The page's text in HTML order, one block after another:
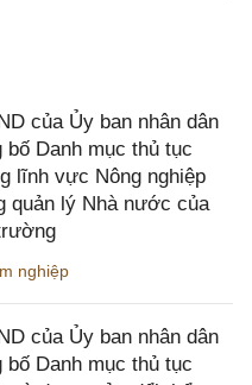
của Ủy ban nhân dân
Danh mục thủ tục
lĩnh vực Nông nghiệp
quản lý Nhà nước của
nghiệp
của Ủy ban nhân dân
Danh mục thủ tục